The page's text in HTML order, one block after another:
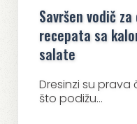
Savršen vodič
recepata sa
salate
Dresinzi su
što podižu...